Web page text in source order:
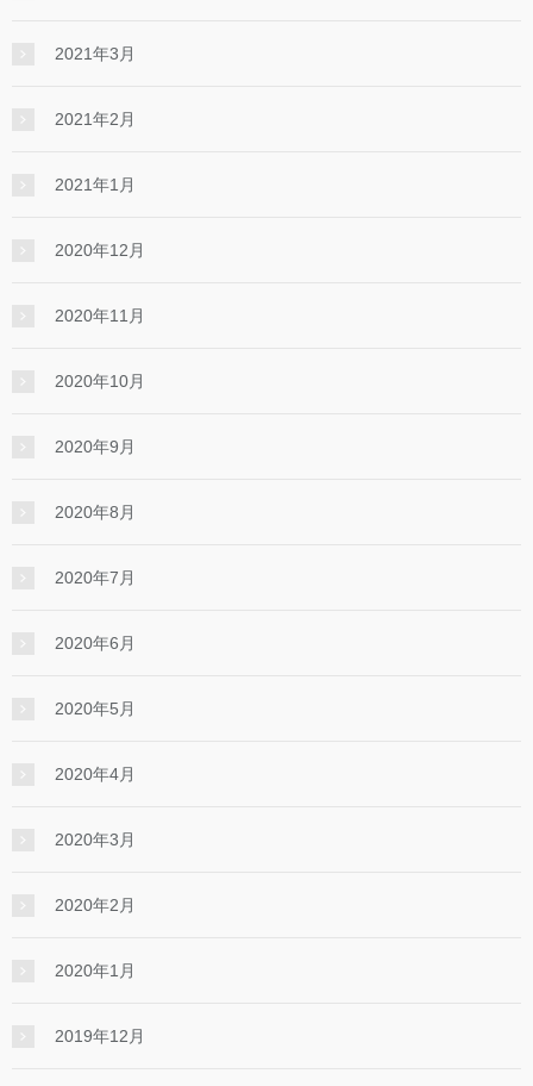
2021年3月
2021年2月
2021年1月
2020年12月
2020年11月
2020年10月
2020年9月
2020年8月
2020年7月
2020年6月
2020年5月
2020年4月
2020年3月
2020年2月
2020年1月
2019年12月